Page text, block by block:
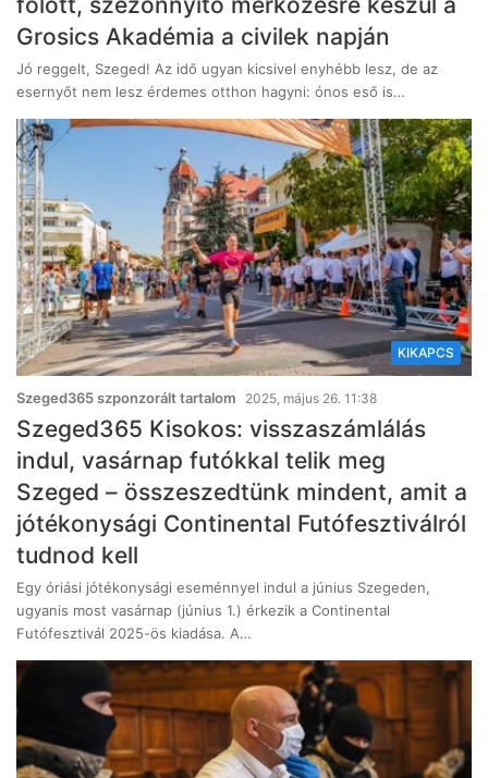
Grosics Akadémia a civilek napján
Jó reggelt, Szeged! Az idő ugyan kicsivel enyhébb lesz, de az
esernyőt nem lesz érdemes otthon hagyni: ónos eső is…
KIKAPCS
Szeged365 szponzorált tartalom 2025, május 26. 11:38
Szeged365 Kisokos: visszaszámlálás
indul, vasárnap futókkal telik meg
Szeged – összeszedtünk mindent, amit a
jótékonysági Continental Futófesztiválról
tudnod kell
Egy óriási jótékonysági eseménnyel indul a június Szegeden,
ugyanis most vasárnap (június 1.) érkezik a Continental
Futófesztivál 2025-ös kiadása. A…